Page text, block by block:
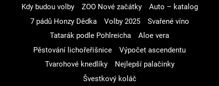
Kdy budou volby
ZOO Nové začátky
Auto – katalog
7 pádů Honzy Dědka
Volby 2025
Svařené víno
Tatarák podle Pohlreicha
Aloe vera
Pěstování lichořeřišnice
Výpočet ascendentu
Tvarohové knedlíky
Nejlepší palačinky
Švestkový koláč